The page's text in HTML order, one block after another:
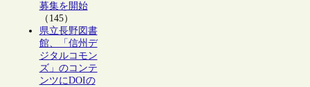
募集を開始
（145）
県立長野図書
館、「信州デ
ジタルコモン
ズ」のコンテ
ンツにDOIの